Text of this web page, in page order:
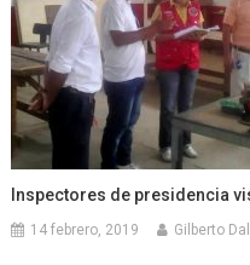
Inspectores de presidencia
14 febrero, 2019 Gilberto